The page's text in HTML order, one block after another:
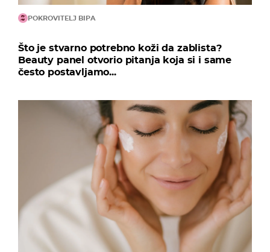
POKROVITELJ BIPA
Što je stvarno potrebno koži da zablista?
Beauty panel otvorio pitanja koja si i same
često postavljamo...